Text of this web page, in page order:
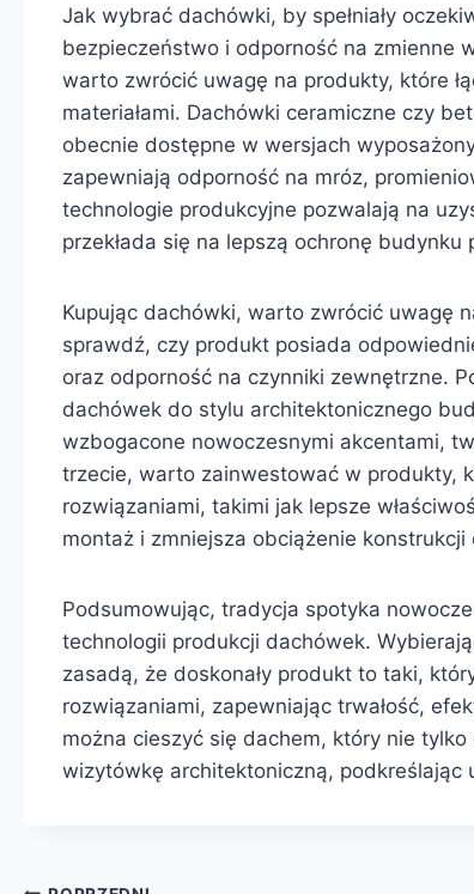
Jak wybrać dachówki, by spełniały
bezpieczeństwo i odporność na zmienne
warto zwrócić uwagę na produkty, które
materiałami. Dachówki ceramiczne czy
obecnie dostępne w wersjach
zapewniają odporność na mróz,
technologie produkcyjne pozwalają na
przekłada się na lepszą ochronę budynku
Kupując dachówki, warto zwrócić uwagę
sprawdź, czy produkt posiada
oraz odporność na czynniki zewnętrzne.
dachówek do stylu architektonicznego
wzbogacone nowoczesnymi akcentami,
trzecie, warto zainwestować w produkty,
rozwiązaniami, takimi jak lepsze
montaż i zmniejsza obciążenie konstrukcji
Podsumowując, tradycja spotyka
technologii produkcji dachówek.
zasadą, że doskonały produkt to taki,
rozwiązaniami, zapewniając trwałość,
można cieszyć się dachem, który nie
wizytówkę architektoniczną, podkreślając